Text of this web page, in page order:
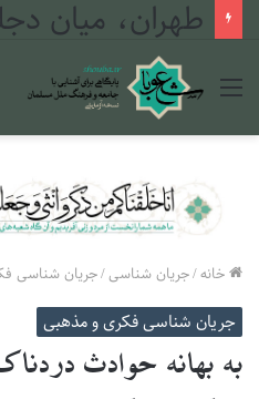
طهران، میان
منو
خانه/جریان شناسی/جریان شناسی
جریان شناسی فکری و مذهبی
به بهانه حوادث